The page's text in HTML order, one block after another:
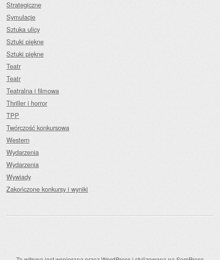
Strategiczne
Symulacje
Sztuka ulicy
Sztuki piękne
Sztuki piękne
Teatr
Teatr
Teatralna i filmowa
Thriller i horror
TPP
Twórczość konkursowa
Western
Wydarzenia
Wydarzenia
Wywiady
Zakończone konkursy i wyniki